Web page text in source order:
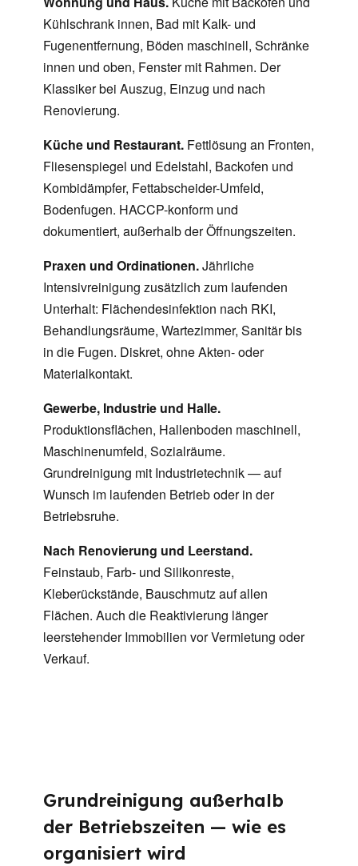
Kühlschrank innen, Bad mit Kalk- und
Fugenentfernung, Böden maschinell, Schränke
innen und oben, Fenster mit Rahmen. Der
Klassiker bei Auszug, Einzug und nach
Renovierung.
Küche und Restaurant. Fettlösung an Fronten,
Fliesenspiegel und Edelstahl, Backofen und
Kombidämpfer, Fettabscheider-Umfeld,
Bodenfugen. HACCP-konform und
dokumentiert, außerhalb der Öffnungszeiten.
Praxen und Ordinationen.Jährliche
Intensivreinigung zusätzlich zum laufenden
Unterhalt: Flächendesinfektion nach RKI,
Behandlungsräume, Wartezimmer, Sanitär bis
in die Fugen. Diskret, ohne Akten- oder
Materialkontakt.
Gewerbe, Industrie und Halle.
Produktionsflächen, Hallenboden maschinell,
Maschinenumfeld, Sozialräume.
Grundreinigung mit Industrietechnik — auf
Wunsch im laufenden Betrieb oder in der
Betriebsruhe.
Nach Renovierung und Leerstand.
Feinstaub, Farb- und Silikonreste,
Kleberückstände, Bauschmutz auf allen
Flächen. Auch die Reaktivierung länger
leerstehender Immobilien vor Vermietung oder
Verkauf.
Grundreinigung außerhalb
der Betriebszeiten — wie es
organisiert wird